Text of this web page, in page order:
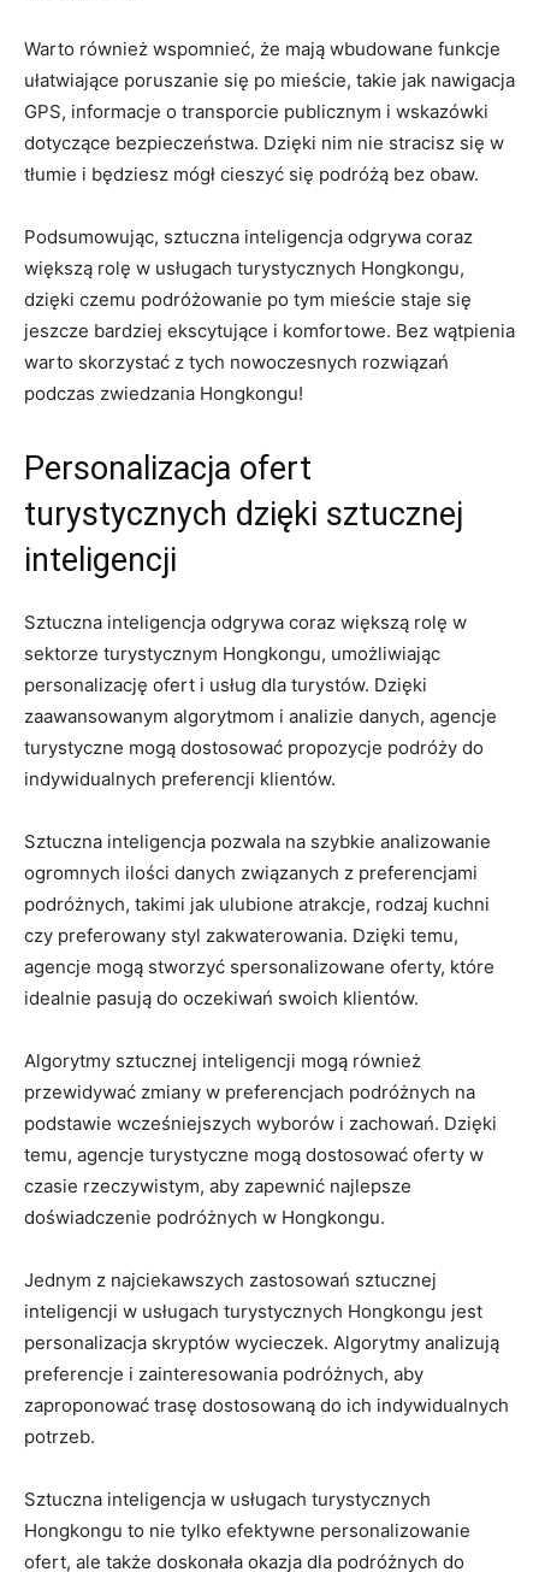
Warto również wspomnieć, ‍że mają‌ wbudowane funkcje
ułatwiające poruszanie ‌się‍ po mieście, takie jak nawigacja
GPS, informacje o transporcie publicznym i wskazówki
dotyczące bezpieczeństwa. Dzięki nim nie stracisz się w
tłumie i będziesz ⁤mógł‍ cieszyć się podróżą ​bez obaw.
Podsumowując, sztuczna inteligencja odgrywa coraz
większą rolę w ‍usługach turystycznych Hongkongu,
⁤dzięki⁣ czemu podróżowanie⁤ po tym mieście staje się
jeszcze bardziej ekscytujące i komfortowe. Bez wątpienia
warto skorzystać z tych⁤ nowoczesnych rozwiązań
podczas zwiedzania Hongkongu!
Personalizacja ofert
turystycznych dzięki sztucznej
inteligencji
Sztuczna inteligencja odgrywa coraz⁢ większą‍ rolę ‍w
sektorze ‍turystycznym Hongkongu, ⁣umożliwiając
personalizację ofert i usług dla turystów. Dzięki
zaawansowanym algorytmom‍ i analizie danych, agencje
turystyczne mogą dostosować propozycje podróży do
⁢indywidualnych preferencji klientów.
Sztuczna inteligencja pozwala na szybkie analizowanie
ogromnych ilości danych związanych z preferencjami
podróżnych, takimi jak ulubione atrakcje, rodzaj kuchni
czy preferowany styl zakwaterowania. Dzięki temu,
agencje mogą stworzyć spersonalizowane oferty, które
idealnie ⁢pasują ⁢do​ oczekiwań swoich klientów.
Algorytmy sztucznej inteligencji mogą również
przewidywać zmiany w preferencjach podróżnych na
⁢podstawie wcześniejszych wyborów i zachowań. Dzięki
temu, agencje turystyczne mogą dostosować oferty w
czasie ⁢rzeczywistym, aby zapewnić najlepsze
doświadczenie podróżnych w Hongkongu.
Jednym z najciekawszych zastosowań sztucznej
inteligencji w usługach turystycznych Hongkongu jest
personalizacja skryptów wycieczek. Algorytmy analizują
preferencje i zainteresowania podróżnych, aby
zaproponować trasę⁣ dostosowaną do ich ‌indywidualnych
‍potrzeb.
Sztuczna inteligencja w usługach turystycznych
⁣Hongkongu to nie ‌tylko efektywne personalizowanie
ofert, ale także doskonała okazja dla podróżnych do